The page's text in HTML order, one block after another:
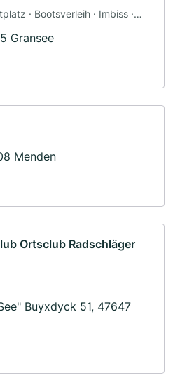
· Bootsverleih · Imbiss ·
Gransee
Menden
Ortsclub Radschläger
Buyxdyck 51, 47647